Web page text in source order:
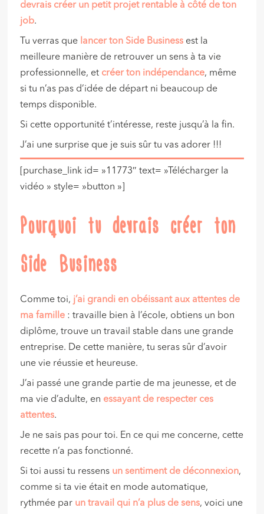
devrais créer un petit projet rentable à côté de ton
job.
Tu verras que lancer ton Side Business est la
meilleure manière de retrouver un sens à ta vie
professionnelle, et créer ton indépendance, même
si tu n’as pas d’idée de départ ni beaucoup de
temps disponible.
Si cette opportunité t’intéresse, reste jusqu’à la fin.
J’ai une surprise que je suis sûr tu vas adorer !!!
[purchase_link id= »11773″ text= »Télécharger la
vidéo » style= »button »]
Pourquoi tu devrais créer ton
Side Business
Comme toi, j’ai grandi en obéissant aux attentes de
ma famille : travaille bien à l’école, obtiens un bon
diplôme, trouve un travail stable dans une grande
entreprise. De cette manière, tu seras sûr d’avoir
une vie réussie et heureuse.
J’ai passé une grande partie de ma jeunesse, et de
ma vie d’adulte, en essayant de respecter ces
attentes.
Je ne sais pas pour toi. En ce qui me concerne, cette
recette n’a pas fonctionné.
Si toi aussi tu ressens unsentiment de déconnexion,
comme si ta vie était en mode automatique,
rythmée par un travail qui n’a plus de sens, voici une